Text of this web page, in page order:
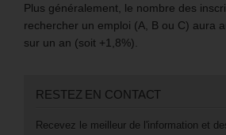
Plus généralement, le nombre des
rechercher un emploi (A, B ou C) aura
sur un an (soit +1,8%).
RESTEZ EN CONTACT
Recevez le meilleur de l'information et